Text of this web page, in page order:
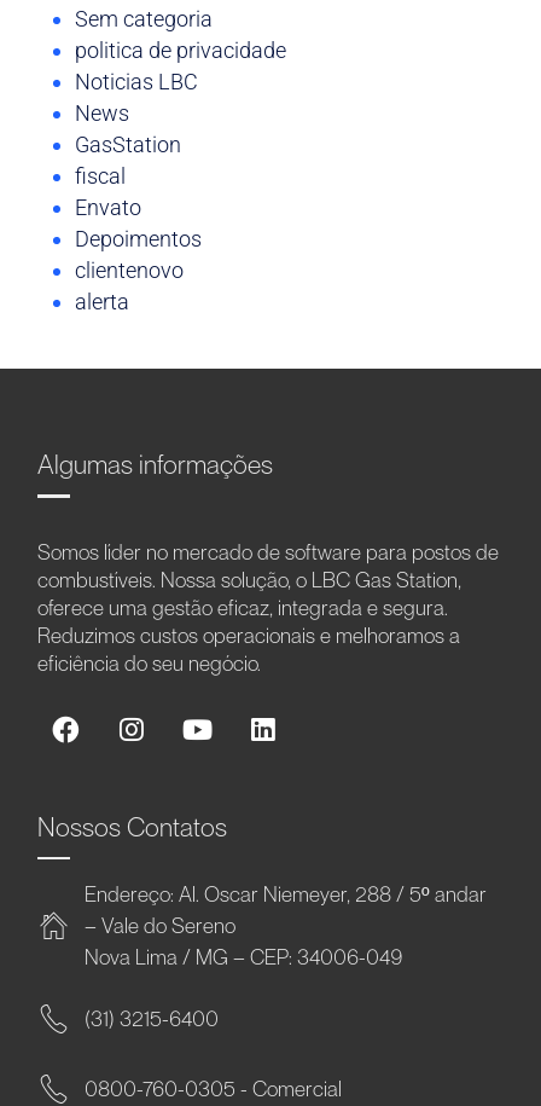
Sem categoria
politica de privacidade
Noticias LBC
News
GasStation
fiscal
Envato
Depoimentos
clientenovo
alerta
Algumas informações
Somos líder no mercado de software para postos de
combustíveis. Nossa solução, o LBC Gas Station,
oferece uma gestão eficaz, integrada e segura.
Reduzimos custos operacionais e melhoramos a
eficiência do seu negócio.
Nossos Contatos
Endereço: Al. Oscar Niemeyer, 288 / 5º andar
– Vale do Sereno
Nova Lima / MG – CEP: 34006-049
(31) 3215-6400
0800-760-0305 - Comercial